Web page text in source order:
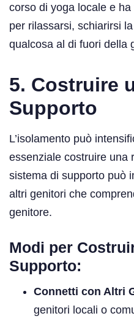
corso di yoga locale e
per rilassarsi, schiarirsi
qualcosa al di fuori della
5. Costruire
Supporto
L’isolamento può
essenziale costruire una
sistema di supporto può
altri genitori che
genitore.
Modi per
Supporto:
Connetti con Altri
genitori locali o